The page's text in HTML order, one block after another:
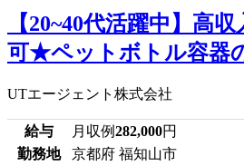
【20~40代活躍中】高
可★ペットボトル容器
UTエージェント株式会社
給与 月収例282,000円
勤務地
京都府 福知山市